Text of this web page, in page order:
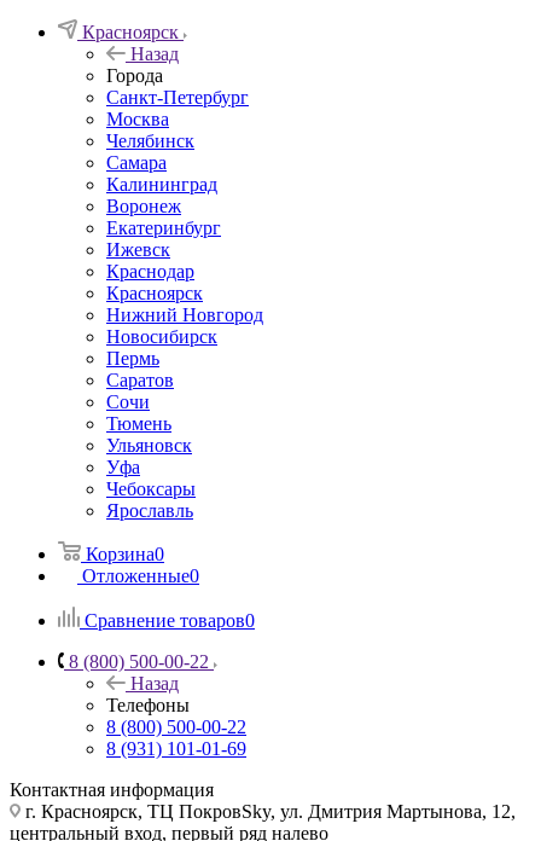
Красноярск
Назад
Города
Санкт-Петербург
Москва
Челябинск
Самара
Калининград
Воронеж
Екатеринбург
Ижевск
Краснодар
Красноярск
Нижний Новгород
Новосибирск
Пермь
Саратов
Сочи
Тюмень
Ульяновск
Уфа
Чебоксары
Ярославль
Корзина0
Отложенные0
Сравнение товаров0
8 (800) 500-00-22
Назад
Телефоны
8 (800) 500-00-22
8 (931) 101-01-69
Контактная информация
г. Красноярск, ТЦ ПокровSky, ул. Дмитрия Мартынова, 12,
центральный вход, первый ряд налево